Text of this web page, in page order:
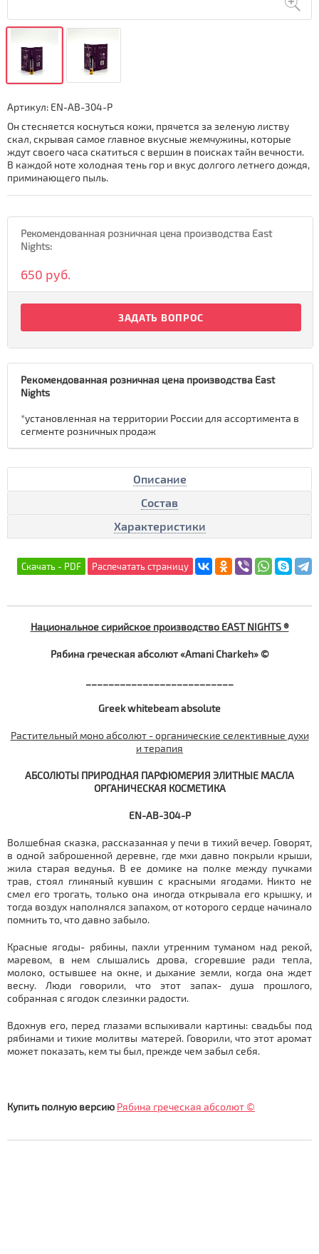
Артикул: EN-AB-304-P
Он стесняется коснуться кожи, прячется за зеленую листву
скал, скрывая самое главное вкусные жемчужины, которые
ждут своего часа скатиться с вершин в поисках тайн вечности.
В каждой ноте холодная тень гор и вкус долгого летнего дождя,
приминающего пыль.
Рекомендованная розничная цена производства East
Nights:
650 руб.
ЗАДАТЬ ВОПРОС
Рекомендованная розничная цена производства East
Nights
*установленная на территории России для ассортимента в
сегменте розничных продаж
Описание
Состав
Характеристики
Национальное сирийское производство EAST NIGHTS ®
Рябина греческая абсолют «Amani Charkeh» ©
Greek whitebeam absolute
Растительный моно абсолют - органические селективные духи
и терапия
АБСОЛЮТЫ ПРИРОДНАЯ ПАРФЮМЕРИЯ ЭЛИТНЫЕ МАСЛА
ОРГАНИЧЕСКАЯ КОСМЕТИКА
EN-AB-304-P
Волшебная сказка, рассказанная у печи в тихий вечер. Говорят,
в одной заброшенной деревне, где мхи давно покрыли крыши,
жила старая ведунья. В ее домике на полке между пучками
трав, стоял глиняный кувшин с красными ягодами. Никто не
смел его трогать, только она иногда открывала его крышку, и
тогда воздух наполнялся запахом, от которого сердце начинало
помнить то, что давно забыло.
Красные ягоды- рябины, пахли утренним туманом над рекой,
маревом, в нем слышались дрова, сгоревшие ради тепла,
молоко, остывшее на окне, и дыхание земли, когда она ждет
весну. Люди говорили, что этот запах- душа прошлого,
собранная с ягодок слезинки радости.
Вдохнув его, перед глазами вспыхивали картины: свадьбы под
рябинами и тихие молитвы матерей. Говорили, что этот аромат
может показать, кем ты был, прежде чем забыл себя.
Купить полную версию Рябина греческая абсолют ©